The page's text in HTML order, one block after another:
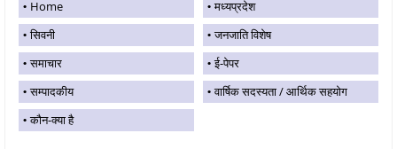
Home
मध्यप्रदेश
सिवनी
जनजाति विशेष
समाचार
ई-पेपर
सम्पादकीय
वार्षिक सदस्यता / आर्थिक सहयोग
कौन-क्या है